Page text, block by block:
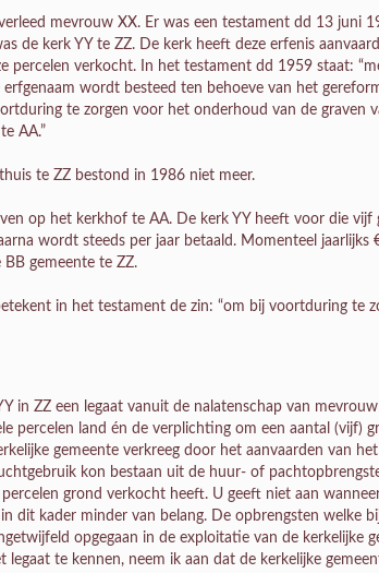
mevrouw XX. Er was een testament dd 13 juni
de kerk YY te ZZ. De kerk heeft deze erfenis
percelen verkocht. In het testament dd 1959 staat:
erfgenaam wordt besteed ten behoeve van het
te zorgen voor het onderhoud van de graven
AA.”
te ZZ bestond in 1986 niet meer.
op het kerkhof te AA. De kerk YY heeft voor die
wordt steeds per jaar betaald. Momenteel jaarlijks
BB gemeente te ZZ.
in het testament de zin: “om bij voortduring te
in ZZ een legaat vanuit de nalatenschap van
percelen land én de verplichting om een aantal (vijf)
gemeente verkreeg door het aanvaarden van
kon bestaan uit de huur- of
percelen grond verkocht heeft. U geeft niet aan
dit kader minder van belang. De opbrengsten welke
opgegaan in de exploitatie van de kerkelijke
legaat te kennen, neem ik aan dat de kerkelijke